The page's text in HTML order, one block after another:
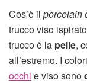
Cos’è il porcelain
trucco viso
trucco è la pelle,
all’estremo. I
occhi e viso sono